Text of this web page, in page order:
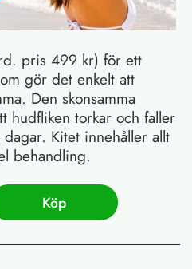
pris 499 kr) för ett
gör det enkelt att
Den skonsamma
hudfliken torkar och faller
Kitet innehåller allt
behandling.
Köp